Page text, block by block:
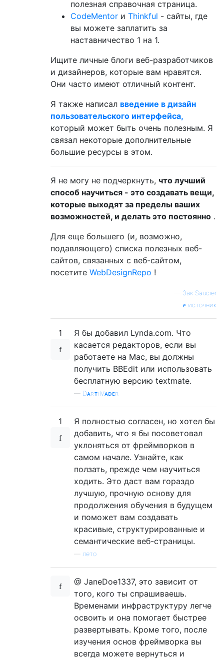
полезная справочная страница.
CodeMentor и Thinkful - сайты, где
вы можете заплатить за
наставничество 1 на 1.
Ищите личные блоги веб-разработчиков
и дизайнеров, которые вам нравятся.
Они часто имеют отличный контент.
Я также написал введение в дизайн
пользовательского интерфейса,
который может быть очень полезным. Я
связал некоторые дополнительные
большие ресурсы в этом.
Я не могу не подчеркнуть, что лучший
способ научиться - это создавать вещи,
которые выходят за пределы ваших
возможностей, и делать это постоянно .
Для еще большего (и, возможно,
подавляющего) списка полезных веб-
сайтов, связанных с веб-сайтом,
посетите WebDesignRepo !
— Зак Saucier
источник
1
Я бы добавил Lynda.com. Что
касается редакторов, если вы
работаете на Mac, вы должны
получить BBEdit или использовать
бесплатную версию textmate.
— DᴀʀᴛʜVᴀᴅᴇʀ
1
Я полностью согласен, но хотел бы
добавить, что я бы посоветовал
уклоняться от фреймворков в
самом начале. Узнайте, как
ползать, прежде чем научиться
ходить. Это даст вам гораздо
лучшую, прочную основу для
продолжения обучения в будущем
и поможет вам создавать
красивые, структурированные и
семантические веб-страницы.
лето
@ JaneDoe1337, это зависит от
того, кого ты спрашиваешь.
Временами инфраструктуру легче
освоить и она помогает быстрее
развертывать. Кроме того, после
изучения основ фреймворка вы
всегда можете вернуться и